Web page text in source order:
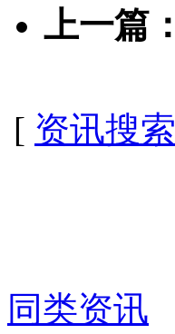
上一篇：
[ 资讯搜索
同类资讯